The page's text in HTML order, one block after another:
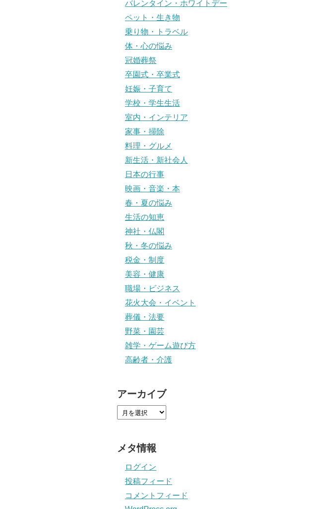
バレンタイン・ホワイトデー
ペット・生き物
乗り物・トラベル
体・心の悩み
冠婚葬祭
卒園式・卒業式
妊娠・子育て
学校・学生生活
室内・インテリア
家事・掃除
料理・グルメ
新生活・新社会人
日本の行事
映画・音楽・本
春・夏の悩み
生活の知恵
神社・仏閣
秋・冬の悩み
税金・制度
美容・健康
職場・ビジネス
花火大会・イベント
葬儀・法要
野菜・園芸
雑学・ゲーム遊び方
高齢者・介護
アーカイブ
メタ情報
ログイン
投稿フィード
コメントフィード